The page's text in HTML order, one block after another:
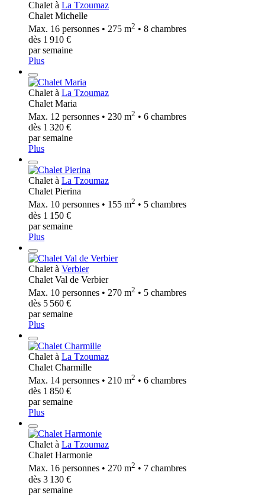
Chalet à La Tzoumaz
Chalet Michelle
Max. 16 personnes • 275 m2 • 8 chambres
dès 1 910 €
par semaine
Plus
Chalet à La Tzoumaz
Chalet Maria
Max. 12 personnes • 230 m2 • 6 chambres
dès 1 320 €
par semaine
Plus
Chalet à La Tzoumaz
Chalet Pierina
Max. 10 personnes • 155 m2 • 5 chambres
dès 1 150 €
par semaine
Plus
Chalet à Verbier
Chalet Val de Verbier
Max. 10 personnes • 270 m2 • 5 chambres
dès 5 560 €
par semaine
Plus
Chalet à La Tzoumaz
Chalet Charmille
Max. 14 personnes • 210 m2 • 6 chambres
dès 1 850 €
par semaine
Plus
Chalet à La Tzoumaz
Chalet Harmonie
Max. 16 personnes • 270 m2 • 7 chambres
dès 3 130 €
par semaine